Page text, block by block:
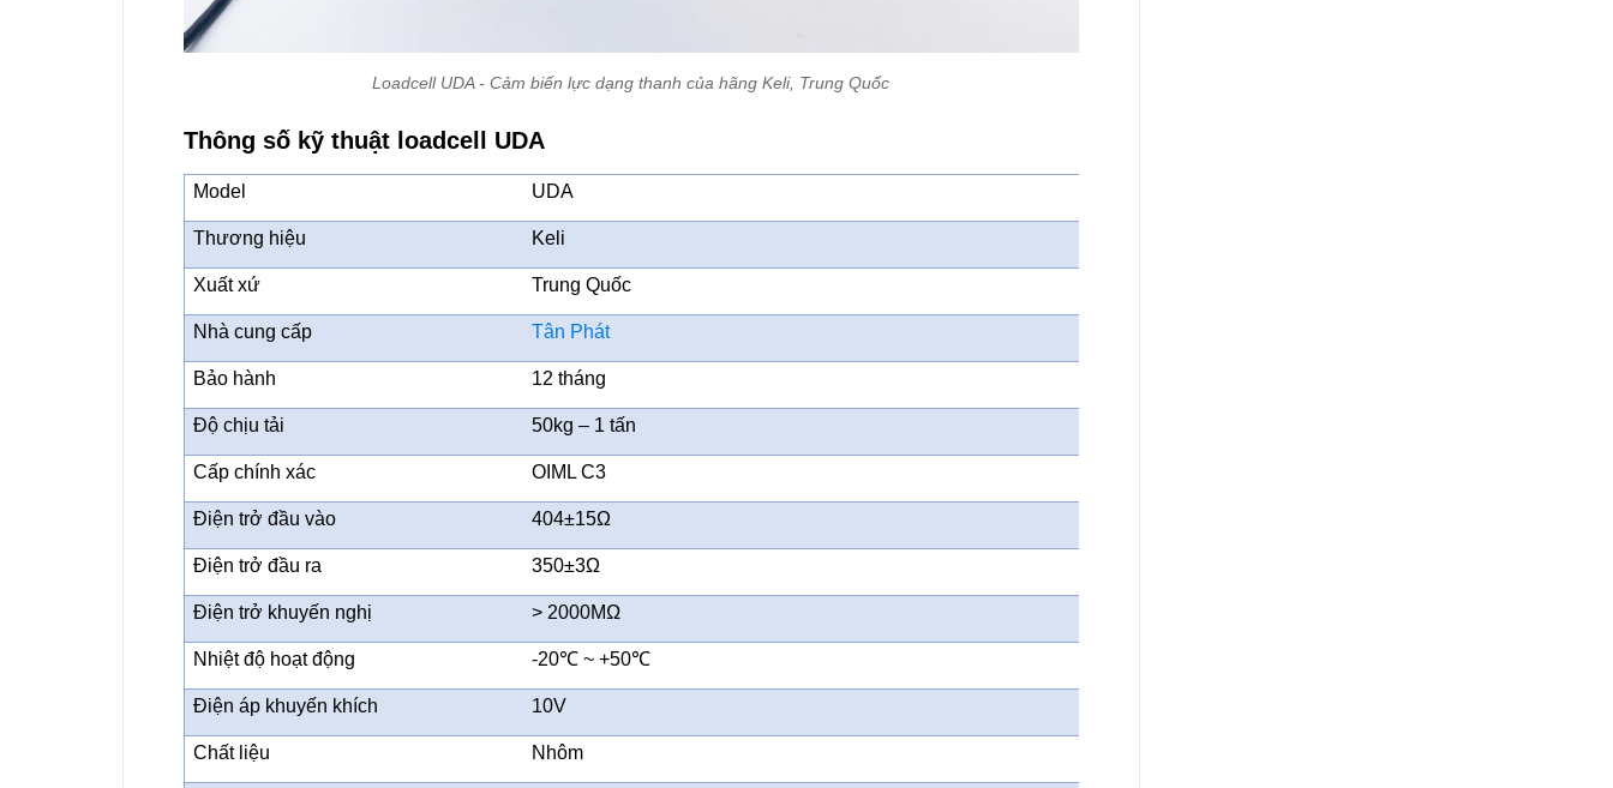
Loadcell UDA - Cảm biến lực dạng thanh của hãng Keli, Trung Quốc
Thông số kỹ thuật loadcell UDA
Model UDA
Thương hiệu Keli
Xuất xứ Trung Quốc
Nhà cung cấp Tân Phát
Bảo hành 12 tháng
Độ chịu tải 50kg – 1 tấn
Cấp chính xác OIML C3
Điện trở đầu vào 404±15Ω
Điện trở đầu ra 350±3Ω
Điện trở khuyến nghị > 2000MΩ
Nhiệt độ hoạt động -20℃ ~ +50℃
Điện áp khuyến khích 10V
Chất liệu Nhôm